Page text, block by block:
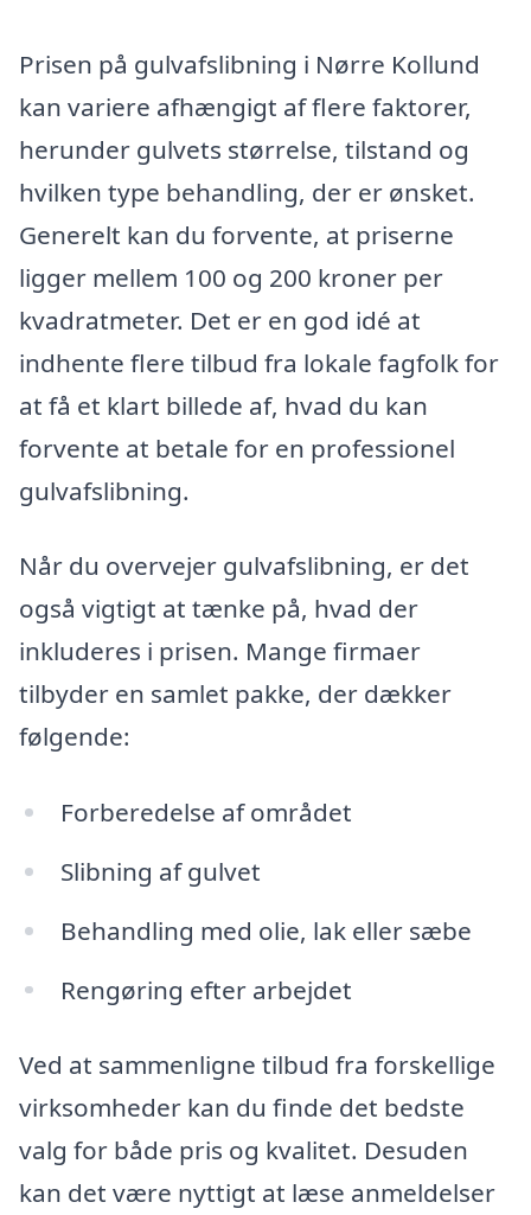
Prisen på gulvafslibning i Nørre Kollund
kan variere afhængigt af flere faktorer,
herunder gulvets størrelse, tilstand og
hvilken type behandling, der er ønsket.
Generelt kan du forvente, at priserne
ligger mellem 100 og 200 kroner per
kvadratmeter. Det er en god idé at
indhente flere tilbud fra lokale fagfolk for
at få et klart billede af, hvad du kan
forvente at betale for en professionel
gulvafslibning.
Når du overvejer gulvafslibning, er det
også vigtigt at tænke på, hvad der
inkluderes i prisen. Mange firmaer
tilbyder en samlet pakke, der dækker
følgende:
Forberedelse af området
Slibning af gulvet
Behandling med olie, lak eller sæbe
Rengøring efter arbejdet
Ved at sammenligne tilbud fra forskellige
virksomheder kan du finde det bedste
valg for både pris og kvalitet. Desuden
kan det være nyttigt at læse anmeldelser